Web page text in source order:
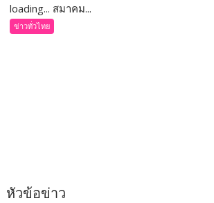
loading... สมาคม...
ข่าวทั่วไทย
หัวข้อข่าว